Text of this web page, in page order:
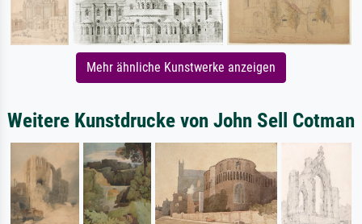
Mehr ähnliche Kunstwerke anzeigen
Weitere Kunstdrucke von John Sell Cotman